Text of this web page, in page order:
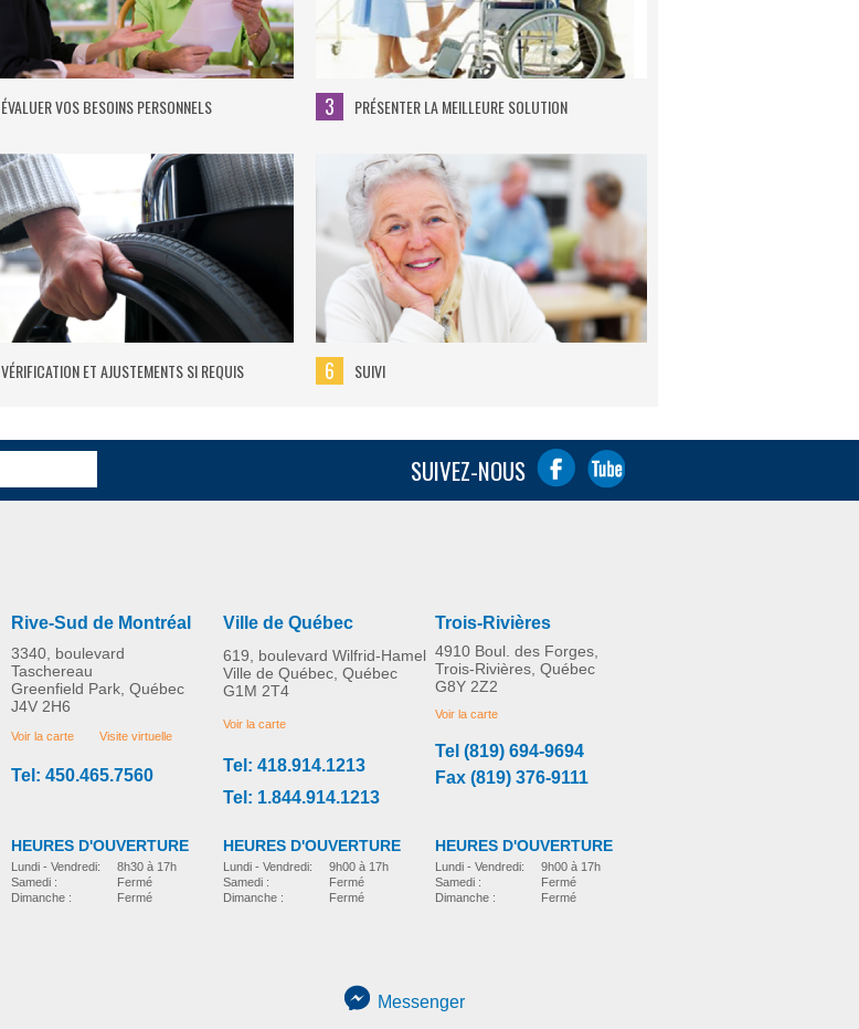
ÉVALUER VOS BESOINS PERSONNELS 3 PRÉSENTER LA MEILLEURE SOLUTION
VÉRIFICATION ET AJUSTEMENTS SI REQUIS 6 SUIVI
SUIVEZ-NOUS
Rive-Sud de Montréal
3340, boulevard
Taschereau
Greenfield Park, Québec
J4V 2H6
Voir la carte Visite virtuelle
Tel: 450.465.7560
HEURES D'OUVERTURE
Lundi - Vendredi:
Samedi :
Dimanche :
8h30 à 17h
Fermé
Fermé
Ville de Québec
619, boulevard Wilfrid-Hamel
Ville de Québec, Québec
G1M 2T4
Voir la carte
Tel: 418.914.1213
Tel: 1.844.914.1213
HEURES D'OUVERTURE
Lundi - Vendredi:
Samedi :
Dimanche :
9h00 à 17h
Fermé
Fermé
Trois-Rivières
4910 Boul. des Forges,
Trois-Rivières, Québec
G8Y 2Z2
Voir la carte
Tel (819) 694-9694
Fax (819) 376-9111
HEURES D'OUVERTURE
Lundi - Vendredi:
Samedi :
Dimanche :
9h00 à 17h
Fermé
Fermé
Messenger